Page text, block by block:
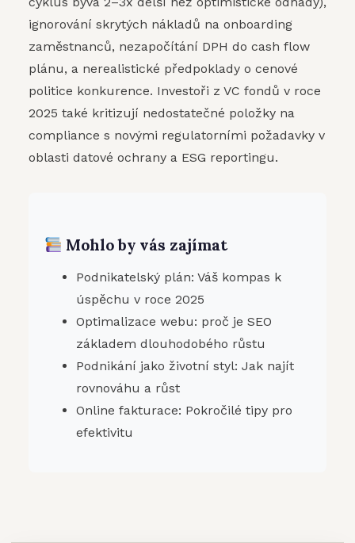
ignorování skrytých nákladů na onboarding
zaměstnanců, nezapočítání DPH do cash flow
plánu, a nerealistické předpoklady o cenové
politice konkurence. Investoři z VC fondů v roce
2025 také kritizují nedostatečné položky na
compliance s novými regulatorními požadavky v
oblasti datové ochrany a ESG reportingu.
Mohlo by vás zajímat
Podnikatelský plán: Váš kompas k
úspěchu v roce 2025
Optimalizace webu: proč je SEO
základem dlouhodobého růstu
Podnikání jako životní styl: Jak najít
rovnováhu a růst
Online fakturace: Pokročilé tipy pro
efektivitu